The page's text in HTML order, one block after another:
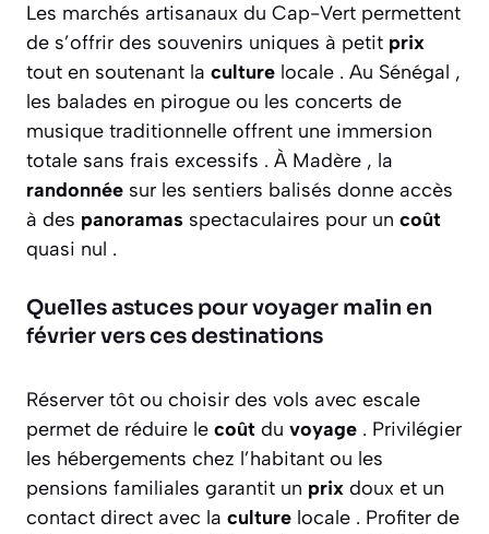
Les marchés artisanaux du Cap-Vert permettent
de s’offrir des souvenirs uniques à petit prix
tout en soutenant la culture locale . Au Sénégal ,
les balades en pirogue ou les concerts de
musique traditionnelle offrent une immersion
totale sans frais excessifs . À Madère , la
randonnée sur les sentiers balisés donne accès
à des panoramas spectaculaires pour un coût
quasi nul .
Quelles astuces pour voyager malin en
février vers ces destinations
Réserver tôt ou choisir des vols avec escale
permet de réduire le coût du voyage . Privilégier
les hébergements chez l’habitant ou les
pensions familiales garantit un prix doux et un
contact direct avec la culture locale . Profiter de